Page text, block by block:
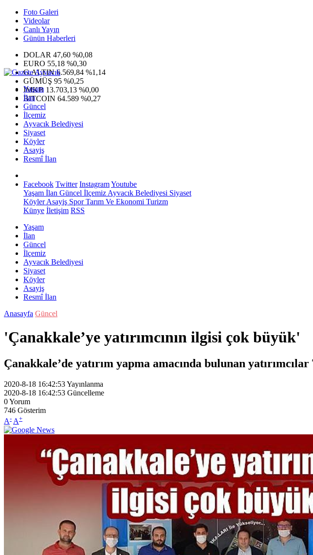
Foto Galeri
Videolar
Canlı Yayın
Günün Haberleri
DOLAR 47,60 %0,08
EURO 55,18 %0,30
G.ALTIN6.569,84 %1,14
GÜMÜŞ 95 %0,25
IMKB 13.703,13 %0,00
BITCOIN 64.589 %0,27
Yaşam
İlan
Güncel
İlçemiz
Ayvacık Belediyesi
Siyaset
Köyler
Asayiş
Resmî İlan
Facebook Twitter InstagramYoutube
Yaşam İlan Güncel İlçemiz Ayvacık Belediyesi Siyaset
KöylerAsayiş SporTarım Ve Ekonomi Turizm
Künye İletişim RSS
Yaşam
İlan
Güncel
İlçemiz
Ayvacık Belediyesi
Siyaset
Köyler
Asayiş
Resmî İlan
Anasayfa Güncel
'Çanakkale’ye yatırımcının ilgisi çok büyük'
Çanakkale’de yatırım yapma amacında bulunan
2020-8-18 16:42:53Yayınlanma
2020-8-18 16:42:53 Güncelleme
0Yorum
746 Gösterim
A- A+